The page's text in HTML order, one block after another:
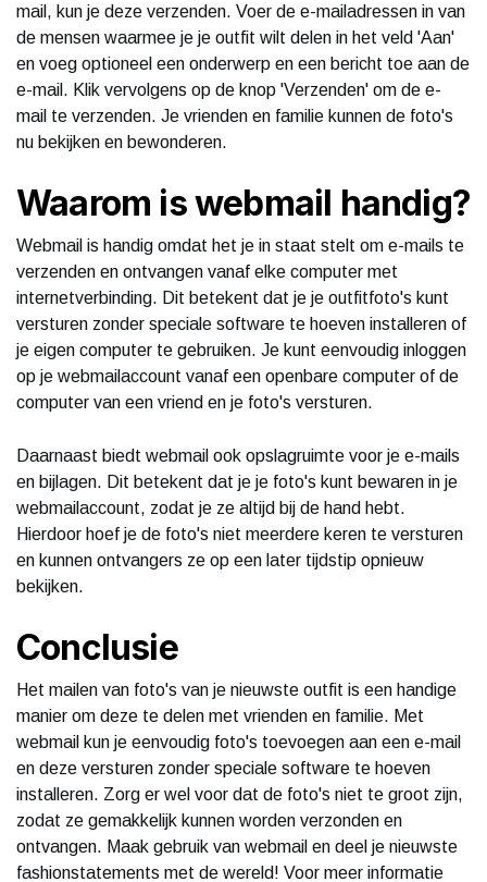
mail, kun je deze verzenden. Voer de e-mailadressen in van
de mensen waarmee je je outfit wilt delen in het veld 'Aan'
en voeg optioneel een onderwerp en een bericht toe aan de
e-mail. Klik vervolgens op de knop 'Verzenden' om de e-
mail te verzenden. Je vrienden en familie kunnen de foto's
nu bekijken en bewonderen.
Waarom is webmail handig?
Webmail is handig omdat het je in staat stelt om e-mails te
verzenden en ontvangen vanaf elke computer met
internetverbinding. Dit betekent dat je je outfitfoto's kunt
versturen zonder speciale software te hoeven installeren of
je eigen computer te gebruiken. Je kunt eenvoudig inloggen
op je webmailaccount vanaf een openbare computer of de
computer van een vriend en je foto's versturen.
Daarnaast biedt webmail ook opslagruimte voor je e-mails
en bijlagen. Dit betekent dat je je foto's kunt bewaren in je
webmailaccount, zodat je ze altijd bij de hand hebt.
Hierdoor hoef je de foto's niet meerdere keren te versturen
en kunnen ontvangers ze op een later tijdstip opnieuw
bekijken.
Conclusie
Het mailen van foto's van je nieuwste outfit is een handige
manier om deze te delen met vrienden en familie. Met
webmail kun je eenvoudig foto's toevoegen aan een e-mail
en deze versturen zonder speciale software te hoeven
installeren. Zorg er wel voor dat de foto's niet te groot zijn,
zodat ze gemakkelijk kunnen worden verzonden en
ontvangen. Maak gebruik van webmail en deel je nieuwste
fashionstatements met de wereld! Voor meer informatie